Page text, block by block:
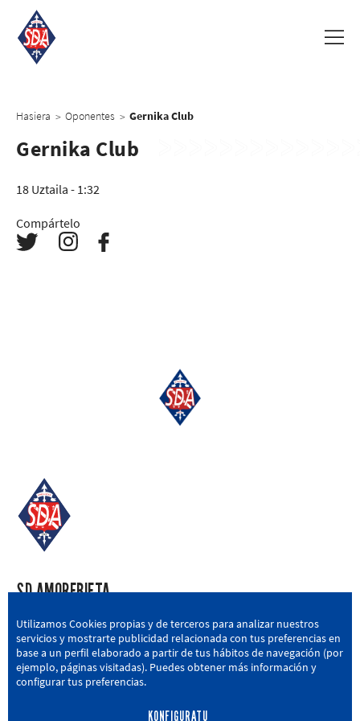
Hasiera > Oponentes > Gernika Club
Gernika Club
18 Uztaila - 1:32
Compártelo
SD AMOREBIETA
San Miguel Kalea, 16, 48340 Amorebieta, Bizkaia
946 604 751 | sda@sdamorebieta.eus
Utilizamos Cookies propias y de terceros para analizar nuestros
servicios y mostrarte publicidad relacionada con tus preferencias en
base a un perfil elaborado a partir de tus hábitos de navegación (por
ejemplo, páginas visitadas). Puedes obtener más información y
configurar tus preferencias.
KONFIGURATU